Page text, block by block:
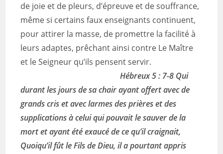
de joie et de pleurs, d’épreuve et de souffrance,
même si certains faux enseignants continuent,
pour attirer la masse, de promettre la facilité à
leurs adaptes, prêchant ainsi contre Le Maître
et le Seigneur qu’ils pensent servir.
Hébreux 5 : 7-8 Qui
durant les jours de sa chair ayant offert avec de
grands cris et avec larmes des prières et des
supplications à celui qui pouvait le sauver de la
mort et ayant été exaucé de ce qu’il craignait,
Quoiqu’il fût le Fils de Dieu, il a pourtant appris